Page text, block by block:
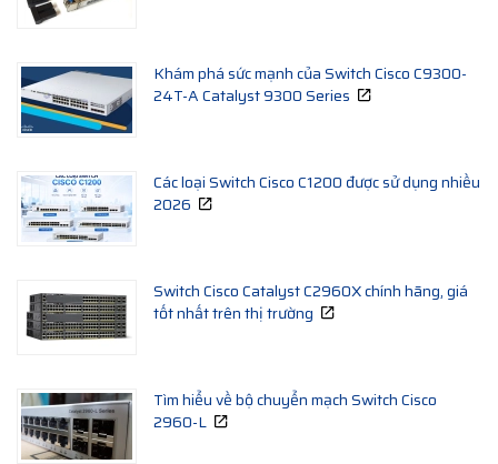
Khám phá sức mạnh của Switch Cisco C9300-
24T-A Catalyst 9300 Series
Các loại Switch Cisco C1200 được sử dụng nhiều
2026
Switch Cisco Catalyst C2960X chính hãng, giá
tốt nhất trên thị trường
Tìm hiểu về bộ chuyển mạch Switch Cisco
2960-L